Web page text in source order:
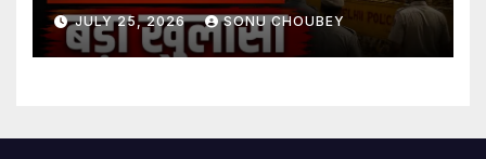
JULY 25, 2026 SONU CHOUBEY